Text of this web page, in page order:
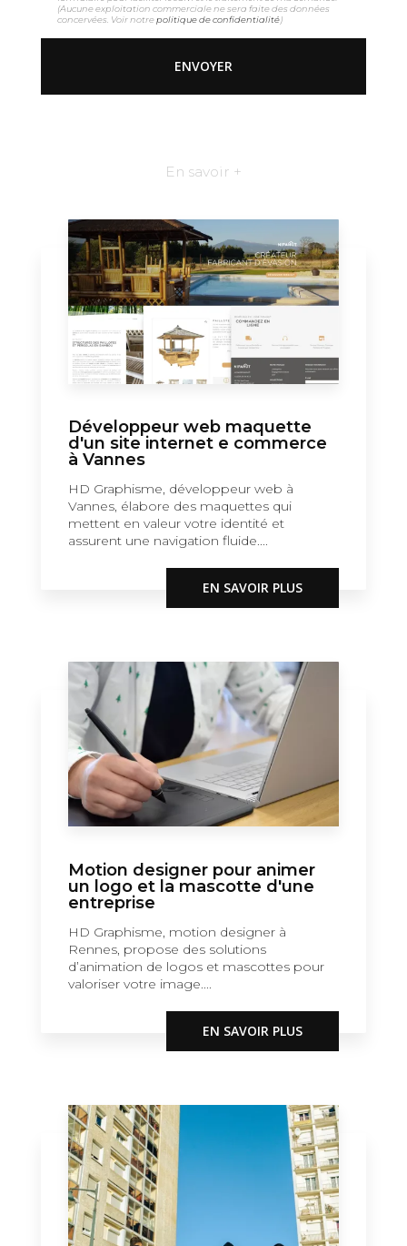
(Aucune exploitation commerciale ne sera faite des données
concervées. Voir notrepolitique de confidentialité)
En savoir +
Développeur web maquette
d'un site internet e commerce
à Vannes
HD Graphisme, développeur web à
Vannes, élabore des maquettes qui
mettent en valeur votre identité et
assurent une navigation fluide....
EN SAVOIR PLUS
Motion designer pour animer
un logo et la mascotte d'une
entreprise
HD Graphisme, motion designer à
Rennes, propose des solutions
d’animation de logos et mascottes pour
valoriser votre image....
EN SAVOIR PLUS